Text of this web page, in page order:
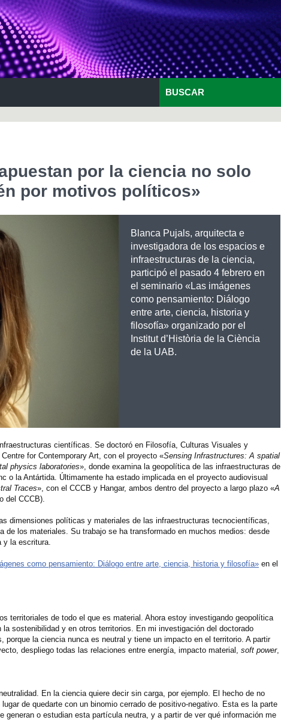
BUSCAR
por la ciencia no solo
por motivos políticos»
Blanca Pujals, arquitecta e
investigadora de los espacios e
infraestructuras de la ciencia,
participó el pasado 4 febrero en
el seminario «Las imágenes
como pensamiento: Diálogo
entre arte, ciencia, historia y
filosofía» organizado por el
Institut d’Història de la Ciència
de la UAB.
científicas. Se doctoró en Filosofía, Culturas Visuales y
for Contemporary Art, con el proyecto «Sensing Infrastructures: A spatial
physics laboratories», donde examina la geopolítica de las infraestructuras de
o la Antártida. Últimamente ha estado implicada en el proyecto audiovisual
Traces», con el CCCB y Hangar, ambos dentro del proyecto a largo plazo «A
del CCCB).
dimensiones políticas y materiales de las infraestructuras tecnocientíficas,
los materiales. Su trabajo se ha transformado en muchos medios: desde
la escritura.
como pensamiento: Diálogo entre arte, ciencia, historia y filosofía» en el
territoriales de todo el que es material. Ahora estoy investigando geopolítica
sostenibilidad y en otros territorios. En mi investigación del doctorado
la ciencia nunca es neutral y tiene un impacto en el territorio. A partir
despliego todas las relaciones entre energía, impacto material, soft power,
En la ciencia quiere decir sin carga, por ejemplo. El hecho de no
de quedarte con un binomio cerrado de positivo-negativo. Esta es la parte
o estudian esta partícula neutra, y a partir de ver qué información me